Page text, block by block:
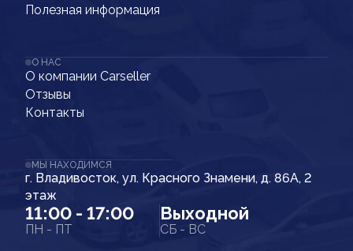
Полезная информация
О НАС
О компании Carseller
Отзывы
Контакты
МЫ НАХОДИМСЯ
г. Владивосток, ул. Красного Знамени, д. 86А, 2
этаж
11:00 - 17:00
ПН - ПТ
Выходной
СБ - ВС